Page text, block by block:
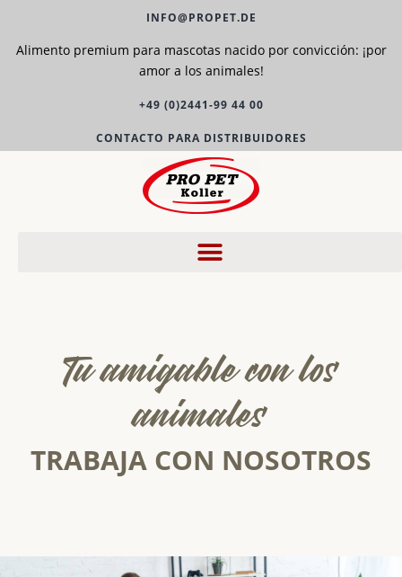
INFO@PROPET.DE
Alimento premium para mascotas nacido por convicción: ¡por
amor a los animales!
+49 (0)2441-99 44 00
CONTACTO PARA DISTRIBUIDORES
Tu amigable con los
animales
TRABAJA CON NOSOTROS